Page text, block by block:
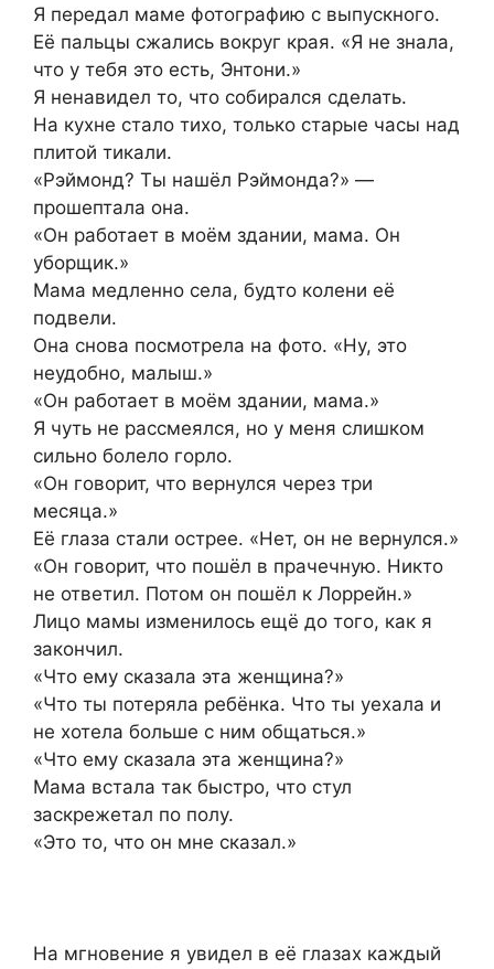
Я передал маме фотографию с выпускного.
Её пальцы сжались вокруг края. «Я не знала,
что у тебя это есть, Энтони.»
Я ненавидел то, что собирался сделать.
На кухне стало тихо, только старые часы над
плитой тикали.
«Рэймонд? Ты нашёл Рэймонда?» —
прошептала она.
«Он работает в моём здании, мама. Он
уборщик.»
Мама медленно села, будто колени её
подвели.
Она снова посмотрела на фото. «Ну, это
неудобно, малыш.»
«Он работает в моём здании, мама.»
Я чуть не рассмеялся, но у меня слишком
сильно болело горло.
«Он говорит, что вернулся через три
месяца.»
Её глаза стали острее. «Нет, он не вернулся.»
«Он говорит, что пошёл в прачечную. Никто
не ответил. Потом он пошёл к Лоррейн.»
Лицо мамы изменилось ещё до того, как я
закончил.
«Что ему сказала эта женщина?»
«Что ты потеряла ребёнка. Что ты уехала и
не хотела больше с ним общаться.»
«Что ему сказала эта женщина?»
Мама встала так быстро, что стул
заскрежетал по полу.
«Это то, что он мне сказал.»
На мгновение я увидел в её глазах каждый